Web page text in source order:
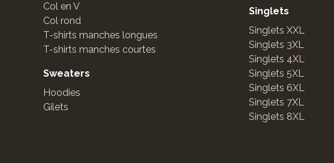
Col en V
Col rond
T-shirts manches longues
T-shirts manches courtes
Sweaters
Hoodies
Gilets
Singlets
Singlets XXL
Singlets 3XL
Singlets 4XL
Singlets 5XL
Singlets 6XL
Singlets 7XL
Singlets 8XL